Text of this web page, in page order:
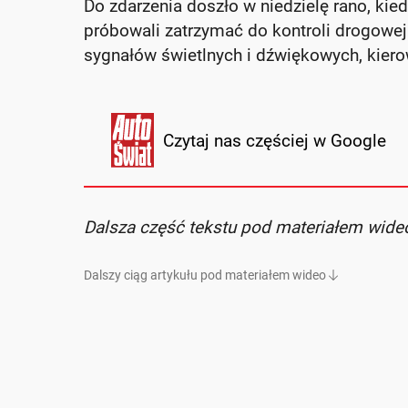
Do zdarzenia doszło w niedzielę rano,
próbowali zatrzymać do kontroli
sygnałów świetlnych i dźwiękowych,
Czytaj nas częściej w Google
Dalsza część tekstu pod materiałem
Dalszy ciąg artykułu pod materiałem wideo